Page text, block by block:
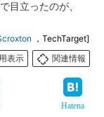
目立ったのが、
，TechTarget]
表示
関連情報
Hatena